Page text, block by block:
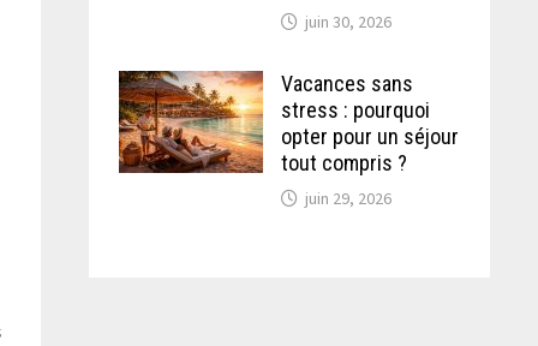
juin 30, 2026
Vacances sans
stress : pourquoi
opter pour un séjour
tout compris ?
juin 29, 2026